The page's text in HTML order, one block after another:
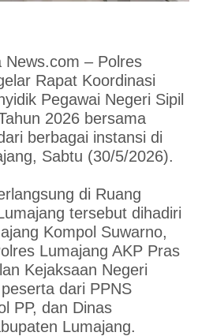
News.com – Polres
Rapat Koordinasi
Pegawai Negeri Sipil
2026 bersama
berbagai instansi di
Sabtu (30/5/2026).
di Ruang
tersebut dihadiri
Kompol Suwarno,
Lumajang AKP Pras
Kejaksaan Negeri
dari PPNS
PP, dan Dinas
Lumajang.